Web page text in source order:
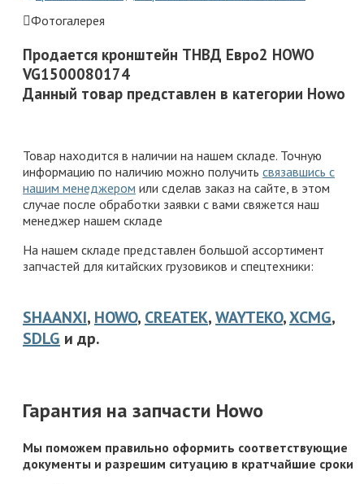
Фотогалерея
Продается кронштейн ТНВД Евро2 HOWO
VG1500080174
Данный товар представлен в категории Howo
Товар находится в наличии на нашем складе. Точную
информацию по наличию можно получить связавшись с
нашим менеджером или сделав заказ на сайте, в этом
случае после обработки заявки с вами свяжется наш
менеджер нашем складе
На нашем складе представлен большой ассортимент
запчастей для китайских грузовиков и спецтехники:
SHAANXI, HOWO, CREATEK,WAYTEKO,XCMG,
SDLG и др.
Гарантия на запчасти Howo
Мы поможем правильно оформить соответствующие
документы и разрешим ситуацию в кратчайшие сроки